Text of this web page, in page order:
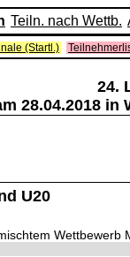
Teiln. nach Wettb.
(Startl.)
24.
28.04.2018 in
U20
Wettbewerb